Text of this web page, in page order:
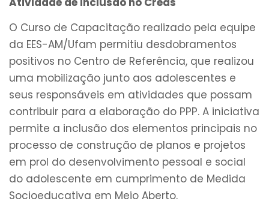
O Curso de Capacitação realizado pela equipe
da EES-AM/Ufam permitiu desdobramentos
positivos no Centro de Referência, que realizou
uma mobilização junto aos adolescentes e
seus responsáveis em atividades que possam
contribuir para a elaboração do PPP. A iniciativa
permite a inclusão dos elementos principais no
processo de construção de planos e projetos
em prol do desenvolvimento pessoal e social
do adolescente em cumprimento de Medida
Socioeducativa em Meio Aberto.